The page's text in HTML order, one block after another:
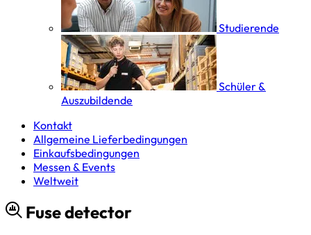
Studierende
Schüler &
Auszubildende
Kontakt
Allgemeine Lieferbedingungen
Einkaufsbedingungen
Messen & Events
Weltweit
Fuse detector